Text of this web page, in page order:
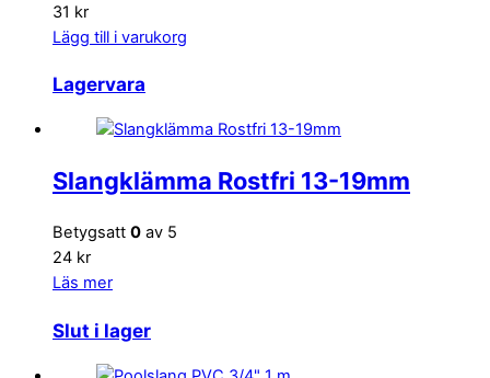
31 kr
Lägg till i varukorg
Lagervara
Slangklämma Rostfri 13-19mm
Betygsatt 0 av 5
24 kr
Läs mer
Slut i lager